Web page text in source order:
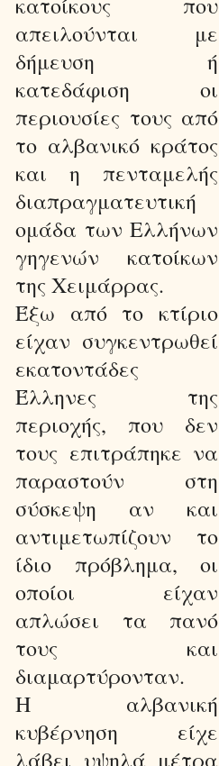
απειλούνται με
δήμευση ή
κατεδάφιση οι
περιουσίες τους από
το αλβανικό κράτος
και η πενταμελής
διαπραγματευτική
ομάδα των Ελλήνων
γηγενών κατοίκων
της Χειμάρρας.
Έξω από το κτίριο
είχαν συγκεντρωθεί
εκατοντάδες
Έλληνες της
περιοχής, που δεν
τους επιτράπηκε να
παραστούν στη
σύσκεψη αν και
αντιμετωπίζουν το
ίδιο πρόβλημα, οι
οποίοι είχαν
απλώσει τα πανό
τους και
διαμαρτύρονταν.
Η αλβανική
κυβέρνηση είχε
λάβει υψηλά μέτρα